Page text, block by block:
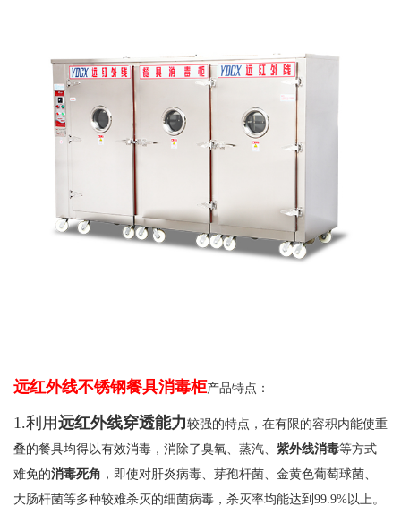
远红外线不锈钢餐具消毒柜产品特点：
1.利用远红外线穿透能力较强的特点，在有限的容积内能使重
叠的餐具均得以有效消毒，消除了臭氧、蒸汽、 紫外线消毒等方式
难免的消毒死角 ，即使对肝炎病毒、芽孢杆菌、金黄色葡萄球菌、
大肠杆菌等多种较难杀灭的细菌病毒，杀灭率均能达到99.9%以上。